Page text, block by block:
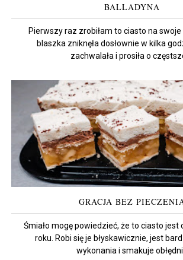
BALLADYNA
Pierwszy raz zrobiłam to ciasto na swoje
blaszka zniknęła dosłownie w kilka
zachwalała i prosiła o częstsze
GRACJA BEZ
Śmiało mogę powiedzieć, że to ciasto jest
roku. Robi się je błyskawicznie, jest
wykonania i smakuje obłędni...